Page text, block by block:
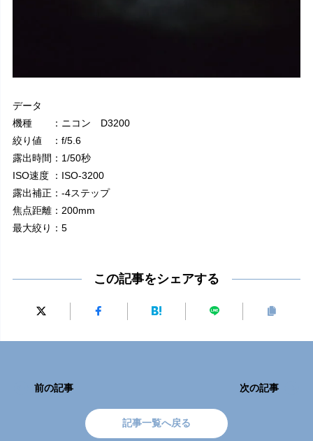
データ
機種 ：ニコン D3200
絞り値 ：f/5.6
露出時間：1/50秒
ISO速度 ：ISO-3200
露出補正：-4ステップ
焦点距離：200mm
最大絞り：5
この記事をシェアする
前の記事
記事一覧へ戻る
次の記事